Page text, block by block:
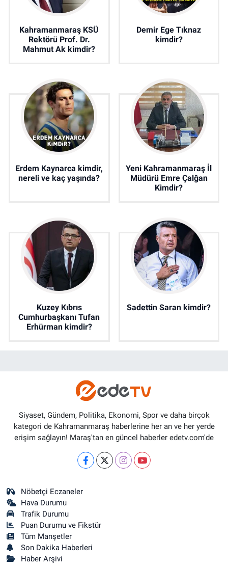
Kahramanmaraş KSÜ
Rektörü Prof. Dr.
Mahmut Ak kimdir?
Demir Ege Tıknaz
kimdir?
Erdem Kaynarca kimdir,
nereli ve kaç yaşında?
Yeni Kahramanmaraş İl
Müdürü Emre Çalğan
Kimdir?
Kuzey Kıbrıs
Cumhurbaşkanı Tufan
Erhürman kimdir?
Sadettin Saran kimdir?
Siyaset, Gündem, Politika, Ekonomi, Spor ve daha birçok
kategori de Kahramanmaraş haberlerine her an ve her yerde
erişim sağlayın! Maraş'tan en güncel haberler edetv.com'de
Nöbetçi Eczaneler
Hava Durumu
Trafik Durumu
Puan Durumu ve Fikstür
Tüm Manşetler
Son Dakika Haberleri
Haber Arşivi